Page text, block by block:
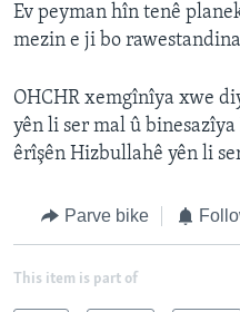
Ev peyman hîn tenê
mezin e ji bo
OHCHR xemgînîya xwe
yên li ser mal û
êrîşên Hizbullahê yên li
Parve bike
This item is part of